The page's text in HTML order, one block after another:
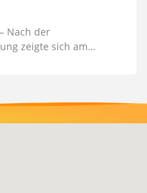
Nach der
zeigte sich am…